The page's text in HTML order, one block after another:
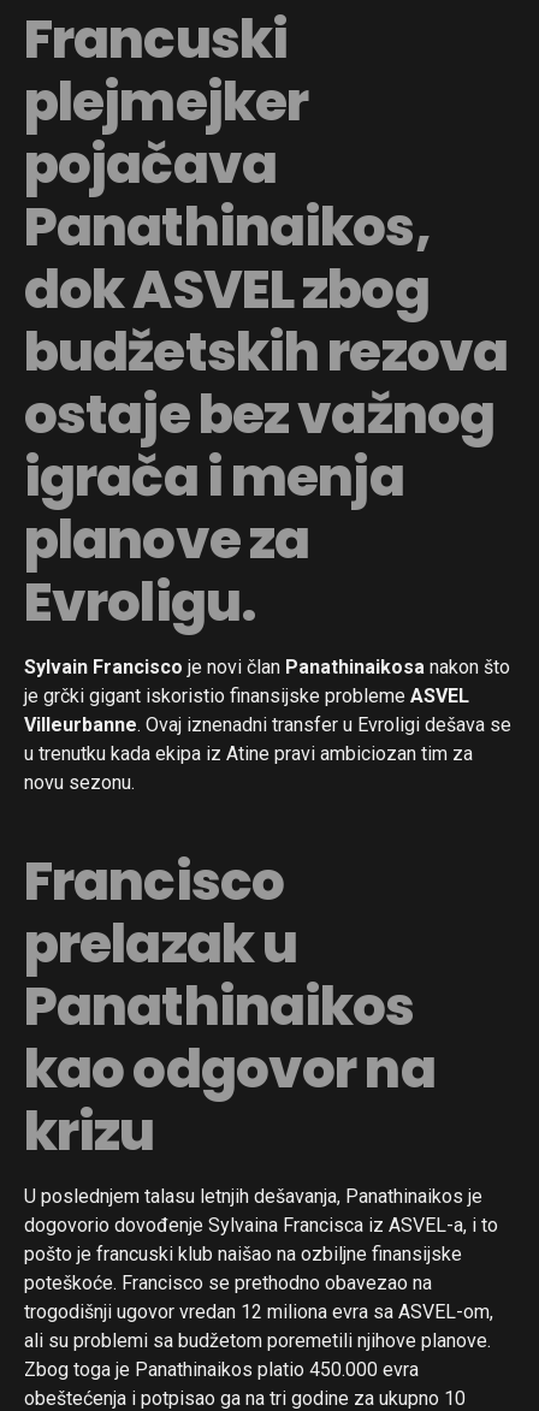
Francuski
plejmejker
pojačava
Panathinaikos,
dok ASVEL zbog
budžetskih rezova
ostaje bez važnog
igrača i menja
planove za
Evroligu.
Sylvain Francisco je novi član Panathinaikosa nakon što
je grčki gigant iskoristio finansijske probleme ASVEL
Villeurbanne. Ovaj iznenadni transfer u Evroligi dešava se
u trenutku kada ekipa iz Atine pravi ambiciozan tim za
novu sezonu.
Francisco
prelazak u
Panathinaikos
kao odgovor na
krizu
U poslednjem talasu letnjih dešavanja, Panathinaikos je
dogovorio dovođenje Sylvaina Francisca iz ASVEL-a, i to
pošto je francuski klub naišao na ozbiljne finansijske
poteškoće. Francisco se prethodno obavezao na
trogodišnji ugovor vredan 12 miliona evra sa ASVEL-om,
ali su problemi sa budžetom poremetili njihove planove.
Zbog toga je Panathinaikos platio 450.000 evra
obeštećenja i potpisao ga na tri godine za ukupno 10